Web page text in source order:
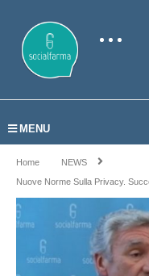
MENU
Home
NEWS
Nuove Norme Sulla Privacy.